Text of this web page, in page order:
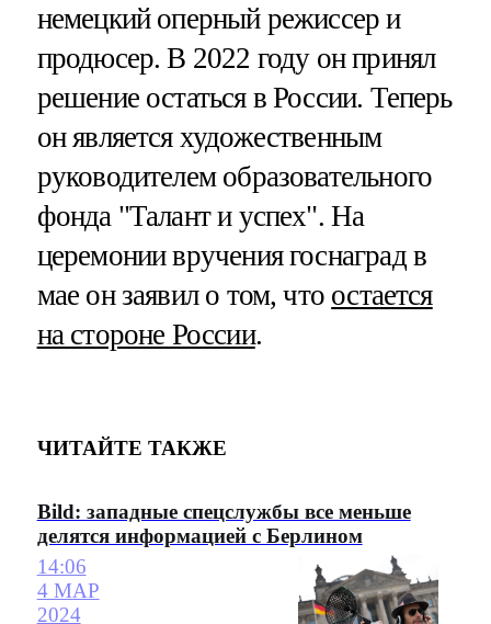
немецкий оперный режиссер и
продюсер. В 2022 году он принял
решение остаться в России. Теперь
он является художественным
руководителем образовательного
фонда "Талант и успех". На
церемонии вручения госнаград в
мае он заявил о том, что остается
на стороне России.
ЧИТАЙТЕ ТАКЖЕ
Bild: западные спецслужбы все меньше
делятся информацией с Берлином
14:06
4 МАР
2024